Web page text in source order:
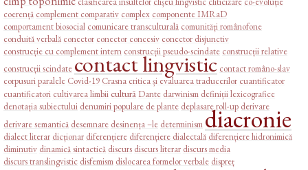
coerență complement comparativ complex componente IMRaD
comportament biosocial comunicare transculturală comunități românofone
conduită verbală conector conector concesiv conector disjunctiv
construcție cu complement intern construcții pseudo-scindate construcții relative
construcții scindatecontact lingvistic contact româno-slav
corpusuri paralele Covid-19 Crasna critica și evaluarea traducerilor cuantificator
cuantificatori cultivarea limbii cultură Dante darwinism definiții lexicografice
denotația subiectului denumiri populare de plante deplasare roll-up derivare
derivare semantică desemnare desinența –le determinismdiacronie
dialect literar dicționar diferențiere diferențiere dialectală diferențiere hidronimică
diminutiv dinamică sintactică discurs discurs literar discurs media
discurs translingvistic disfemism dislocarea formelor verbale dispreț